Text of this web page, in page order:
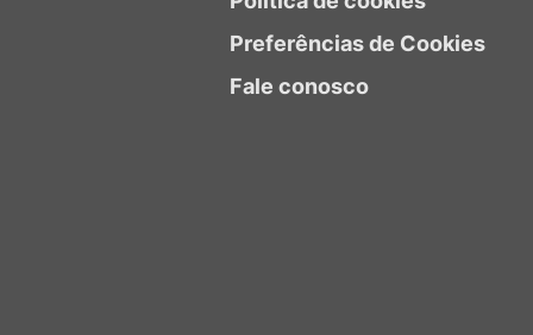
Preferências de Cookies
Fale conosco